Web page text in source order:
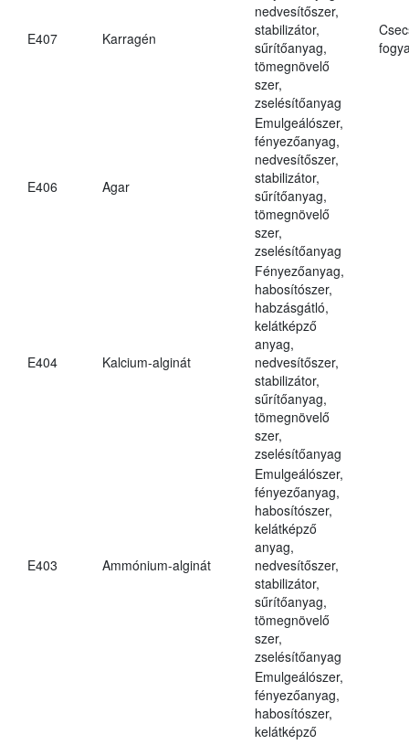
E407 Karragén
nedvesítőszer,
stabilizátor,
sűrítőanyag,
tömegnövelő
szer,
zselésítőanyag
E406 Agar
Emulgeálószer,
fényezőanyag,
nedvesítőszer,
stabilizátor,
sűrítőanyag,
tömegnövelő
szer,
zselésítőanyag
E404 Kalcium-alginát
Fényezőanyag,
habosítószer,
habzásgátló,
kelátképző
anyag,
nedvesítőszer,
stabilizátor,
sűrítőanyag,
tömegnövelő
szer,
zselésítőanyag
E403 Ammónium-alginát
Emulgeálószer,
fényezőanyag,
habosítószer,
kelátképző
anyag,
nedvesítőszer,
stabilizátor,
sűrítőanyag,
tömegnövelő
szer,
zselésítőanyag
Emulgeálószer,
fényezőanyag,
habosítószer,
kelátképző